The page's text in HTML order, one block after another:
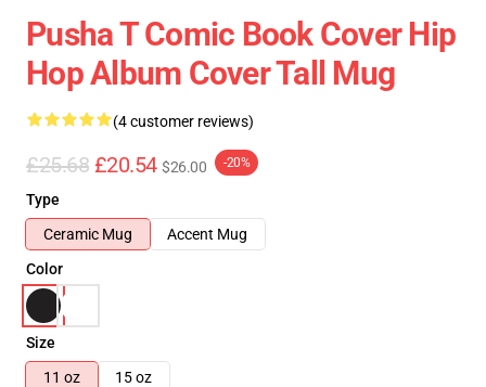
Pusha T Comic Book Cover Hip
Hop Album Cover Tall Mug
(4 customer reviews)
£25.68 £20.54 $26.00 -20%
Type
Ceramic Mug
Accent Mug
Color
Size
11 oz
15 oz